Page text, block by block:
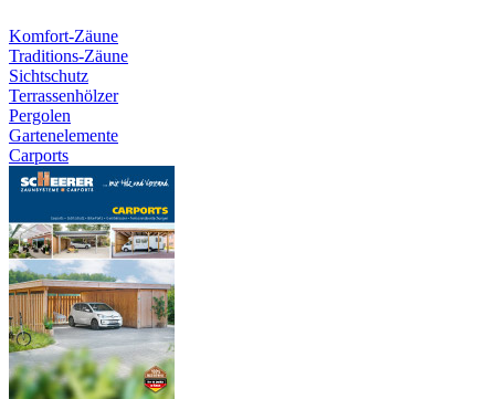
Komfort-Zäune
Traditions-Zäune
Sichtschutz
Terrassenhölzer
Pergolen
Gartenelemente
Carports